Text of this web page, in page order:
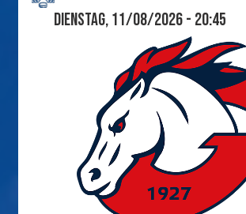
Dienstag, 11/08/2026 - 20:45